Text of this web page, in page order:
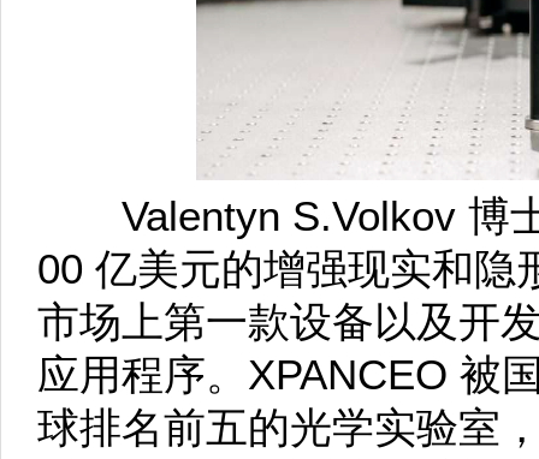
Valentyn S.Volkov 博
00 亿美元的增强现实和隐
市场上第一款设备以及开
应用程序。XPANCEO 被
球排名前五的光学实验室